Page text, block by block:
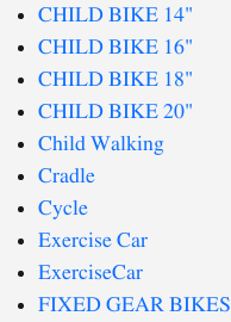
CHILD BIKE 14"
CHILD BIKE 16"
CHILD BIKE 18"
CHILD BIKE 20"
Child Walking
Cradle
Cycle
Exercise Car
ExerciseCar
FIXED GEAR BIKES